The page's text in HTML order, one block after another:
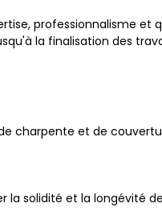
professionnalisme et
la finalisation des
charpente et de
la solidité et la longévité